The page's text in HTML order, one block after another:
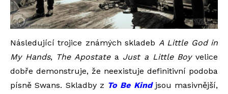
Následující trojice známých skladeb A Little God in
My Hands, The Apostatea Just a Little Boyvelice
dobře demonstruje, že neexistuje definitivní podoba
písně Swans. Skladby z To Be Kind jsou masivnější,